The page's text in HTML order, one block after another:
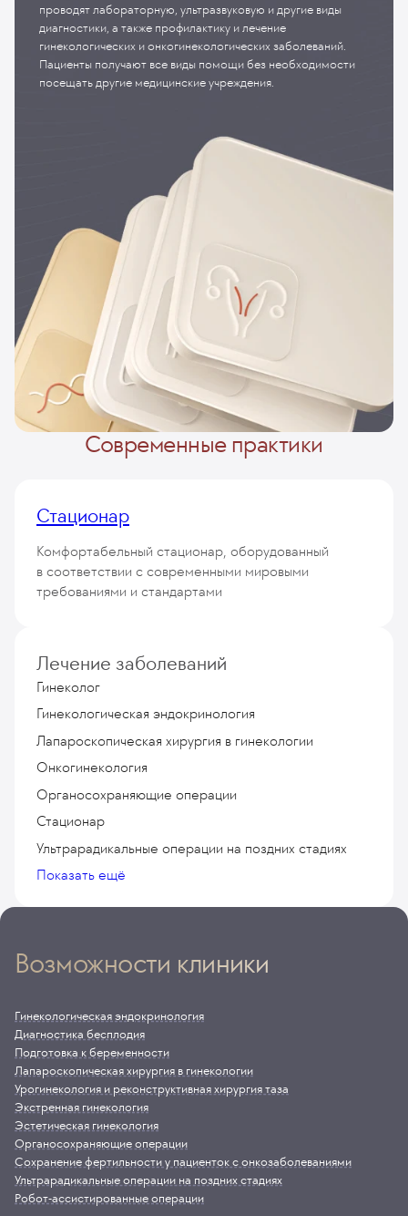
проводят лабораторную, ультразвуковую и другие виды
диагностики, а также профилактику и лечение
гинекологических и онкогинекологических заболеваний.
Пациенты получают все виды помощи без необходимости
посещать другие медицинские учреждения.
Современные практики
Стационар
Комфортабельный стационар, оборудованный
в соответствии с современными мировыми
требованиями и стандартами
класса «Премиум»
Лечение заболеваний
Гинеколог
Гинекологическая эндокринология
Лапароскопическая хирургия в гинекологии
Онкогинекология
Органосохраняющие операции
Стационар
Ультрарадикальные операции на поздних стадиях
Урогинекология и реконструктивная хирургия
Показать ещё
Возможности клиники
Гинекологическая эндокринология
Диагностика бесплодия
Подготовка к беременности
Лапароскопическая хирургия в гинекологии
Урогинекология и реконструктивная хирургия таза
Экстренная гинекология
Эстетическая гинекология
Органосохраняющие операции
Сохранение фертильности у пациенток с онкозаболеваниями
Ультрарадикальные операции на поздних стадиях
Робот-ассистированные операции